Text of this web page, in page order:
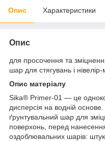
Опис Характеристики
Опис
для просочення та
шар для стягувань і
Опис матеріалу
Sika® Primer-01 — це
дисперсія на водній
ґрунтувальний шар для
поверхонь, перед
оздоблювальних шарів: